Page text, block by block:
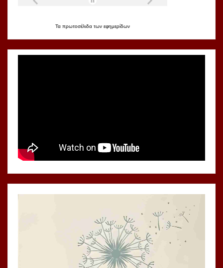
Τα πρωτοσέλιδα των εφημερίδων